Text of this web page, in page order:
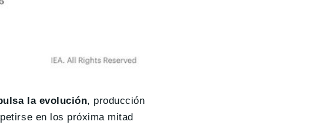
la evolución, producción
en los próxima mitad